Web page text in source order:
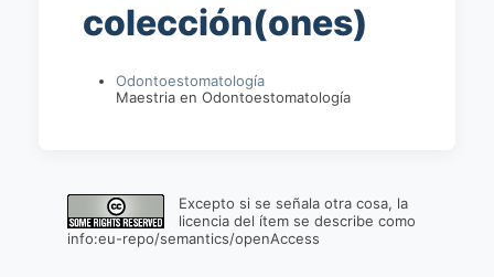
colección(ones)
Odontoestomatología
Maestria en Odontoestomatología
Excepto si se señala otra cosa, la
licencia del ítem se describe como
info:eu-repo/semantics/openAccess